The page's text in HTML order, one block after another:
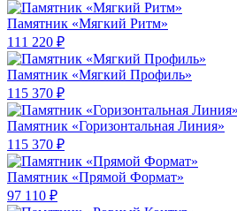
Памятник «Мягкий Ритм»
111 220 ₽
Памятник «Мягкий Профиль»
115 370 ₽
Памятник «Горизонтальная Линия»
115 370 ₽
Памятник «Прямой Формат»
97 110 ₽